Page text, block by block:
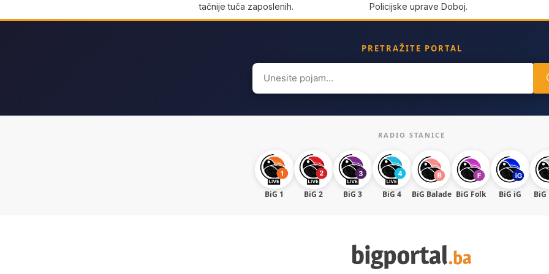
tačnije tuča zaposlenih. Policijske uprave Doboj.
PRETRAŽITE PORTAL
Search
for:
RADIO STANICE
BiG 1 BiG 2 BiG 3 BiG 4 BiG Balade BiG Folk BiG iG BiG